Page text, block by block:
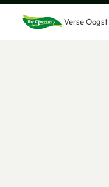
Verse Oogst